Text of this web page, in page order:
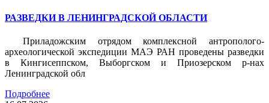
РАЗВЕДКИ В ЛЕНИНГРАДСКОЙ ОБЛАСТИ
Приладожским отрядом комплексной антрополого-
археологической экспедиции МАЭ РАН проведены разведки
в Кингисеппском, Выборгском и Приозерском р-нах
Ленинградской обл
Подробнее